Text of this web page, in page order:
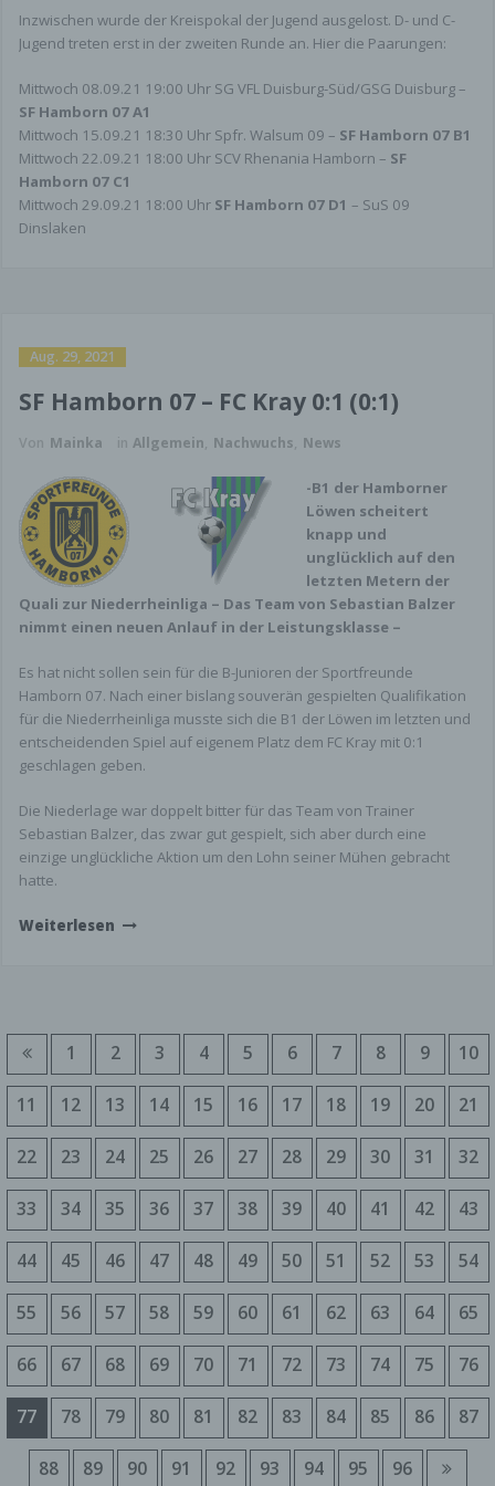
Inzwischen wurde der Kreispokal der Jugend ausgelost. D- und C-
Jugend treten erst in der zweiten Runde an. Hier die Paarungen:
Mittwoch 08.09.21 19:00 Uhr SG VFL Duisburg-Süd/GSG Duisburg –
SF Hamborn 07 A1
Mittwoch 15.09.21 18:30 Uhr Spfr. Walsum 09 – SF Hamborn 07 B1
Mittwoch 22.09.21 18:00 Uhr SCV Rhenania Hamborn – SF
Hamborn 07 C1
Mittwoch 29.09.21 18:00 Uhr SF Hamborn 07 D1 – SuS 09
Dinslaken
Aug. 29, 2021
SF Hamborn 07 – FC Kray 0:1 (0:1)
Von Mainka in Allgemein, Nachwuchs, News
-B1 der Hamborner
Löwen scheitert
knapp und
unglücklich auf den
letzten Metern der
Quali zur Niederrheinliga – Das Team von Sebastian Balzer
nimmt einen neuen Anlauf in der Leistungsklasse –
Es hat nicht sollen sein für die B-Junioren der Sportfreunde
Hamborn 07. Nach einer bislang souverän gespielten Qualifikation
für die Niederrheinliga musste sich die B1 der Löwen im letzten und
entscheidenden Spiel auf eigenem Platz dem FC Kray mit 0:1
geschlagen geben.
Die Niederlage war doppelt bitter für das Team von Trainer
Sebastian Balzer, das zwar gut gespielt, sich aber durch eine
einzige unglückliche Aktion um den Lohn seiner Mühen gebracht
hatte.
Weiterlesen
1 2 3 4 5 6 7 8 9 10
11 12 13 14 15 16 17 18 19 20 21
22 23 24 25 26 27 28 29 30 31 32
33 34 35 36 37 38 39 40 41 42 43
44 45 46 47 48 49 50 51 52 53 54
55 56 57 58 59 60 61 62 63 64 65
66 67 68 69 70 71 72 73 74 75 76
77 78 79 80 81 82 83 84 85 86 87
88 89 90 91 92 93 94 95 96
widersprochen. Die Betreiber der Seiten behalten
sich ausdrücklich rechtliche Schritte im Falle der
etwa durch Spam-E-Mails, vor.
Datenschutzbeauftragter
Gesetzlich vorgeschriebener
Datenschutzbeauftragter
E-Mail:info@hamborn-07.de
Wenn Sie Fragen zum Datenschutz haben,
schreiben Sie uns bitte eine E-Mail oder wenden
verantwortliche Person in unserer Organisation.
Dies wäre der Jugendvorstand.
Datenerfassung auf unserer Website
Cookies
Die Internetseiten verwenden teilweise so
Rechner keinen Schaden an und enthalten keine
Viren. Cookies dienen dazu, unser Angebot
nutzerfreundlicher, effektiver und sicherer zu
machen. Cookies sind kleine Textdateien, die auf
Ihrem Rechner abgelegt werden und die Ihr
Die meisten der von uns verwendeten Cookies
sind so genannte „Session-Cookies“. Sie werden
nach Ende Ihres Besuchs automatisch gelöscht.
gespeichert, bis Sie diese löschen. Diese Cookies
über das Setzen von Cookies informiert werden
und Cookies nur im Einzelfall erlauben, die
Annahme von Cookies für bestimmte Fälle oder
generell ausschließen sowie das automatische
aktivieren. Bei der Deaktivierung von Cookies
kann die Funktionalität dieser Website
eingeschränkt sein.
Server-Log-Files
automatisch Informationen in so genannten
Server-Log Files, die Ihr Browser automatisch an
uns übermittelt. Dies sind:
Browsertyp und Browserversion
verwendetes Betriebssystem
Referrer URL
Hostname des zugreifenden Rechners